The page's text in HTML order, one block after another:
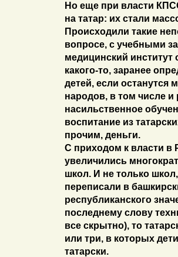
Но еще при власти
на татар: их стали
Происходили такие
вопросе, с учебными
медицинский
какого-то, заранее
детей, если останутся
народов, в том числе и
насильственное
воспитание из
прочим, деньги.
С приходом к власти в
увеличились
школ. И не только
переписали в
республиканского
последнему слову
все скрытно), то
или три, в которых
татарски.